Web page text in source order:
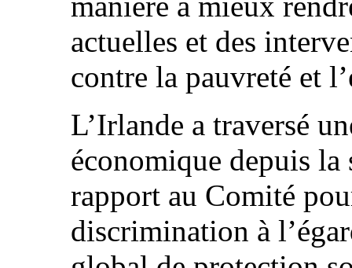
actuelles et des
contre la pauvreté et
L’Irlande a traversé
économique depuis
rapport au Comité
discrimination à